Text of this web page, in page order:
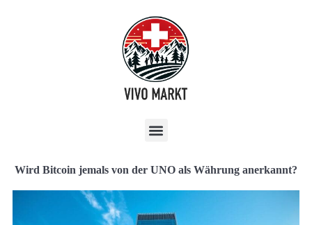
Wird Bitcoin jemals von der UNO als Währung anerkannt?